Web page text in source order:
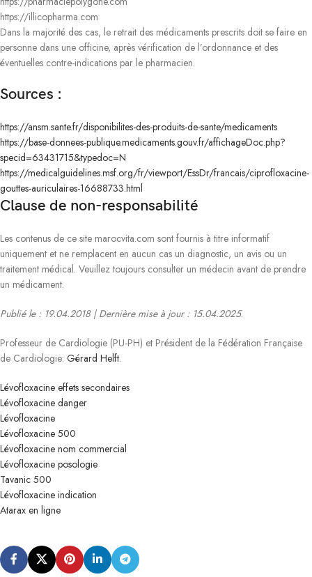
https://illicopharma.com
Dans la majorité des cas, le retrait des médicaments prescrits doit se faire en
personne dans une officine, après vérification de l’ordonnance et des
éventuelles contre-indications par le pharmacien.
Sources :
https://ansm.sante.fr/disponibilites-des-produits-de-sante/medicaments
https://base-donnees-publique.medicaments.gouv.fr/affichageDoc.php?
specid=63431715&typedoc=N
https://medicalguidelines.msf.org/fr/viewport/EssDr/francais/ciprofloxacine-
gouttes-auriculaires-16688733.html
Clause de non-responsabilité
Les contenus de ce site marocvita.com sont fournis à titre informatif
uniquement et ne remplacent en aucun cas un diagnostic, un avis ou un
traitement médical. Veuillez toujours consulter un médecin avant de prendre
un médicament.
Publié le : 19.04.2018 | Dernière mise à jour : 15.04.2025.
Professeur de Cardiologie (PU-PH) et Président de la Fédération Française
de Cardiologie: Gérard Helft.
Lévofloxacine effets secondaires
Lévofloxacine danger
Lévofloxacine
Lévofloxacine 500
Lévofloxacine nom commercial
Lévofloxacine posologie
Tavanic 500
Lévofloxacine indication
Atarax en ligne